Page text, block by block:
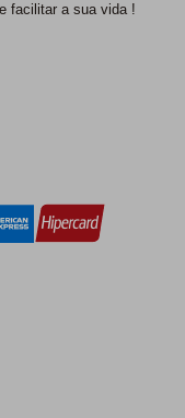
facilitar a sua vida !